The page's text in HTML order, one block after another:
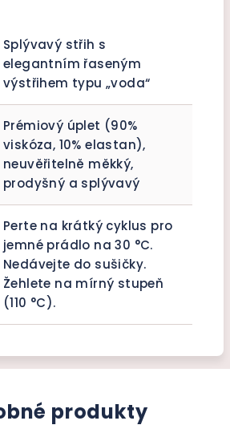
Splývavý střih s
elegantním řaseným
výstřihem typu „voda“
Prémiový úplet (90%
viskóza, 10% elastan),
neuvěřitelně měkký,
prodyšný a splývavý
Perte na krátký cyklus pro
jemné prádlo na 30 °C.
Nedávejte do sušičky.
Žehlete na mírný stupeň
(110 °C).
produkty